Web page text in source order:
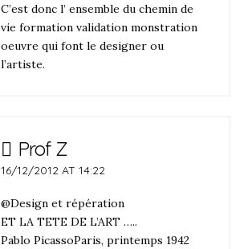
C’est donc l’ ensemble du chemin de
vie formation validation monstration
oeuvre qui font le designer ou
l’artiste.
Prof Z
16/12/2012 AT 14:22
@Design et répération
ET LA TETE DE L’ART …..
Pablo PicassoParis, printemps 1942